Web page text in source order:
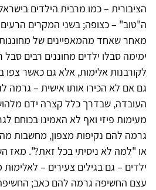
הציבורית – כמו מרבית הילדים
ה"טוב" – כצופה; בשני המקרים הרעים
מאחר שאחד מהמאפיינים של
ימימה סבלו ילדים מחוננים רבים
לקורבנות אלימות, אלא גם כאשר
גם אם לא הכירו אותו אישית – גרמה
העובדה, שבדרך כלל קצרה ידם
מעימות פיזי ואף לא האמינו בכוחם
גרמה להם נקיפות מצפון, מחשבות
או "למה לא ניסיתי בכל זאת?". מאז
ילדים – גם בגילים צעירים – לאלימות
עצם החשיפה גרמה להם כאב;